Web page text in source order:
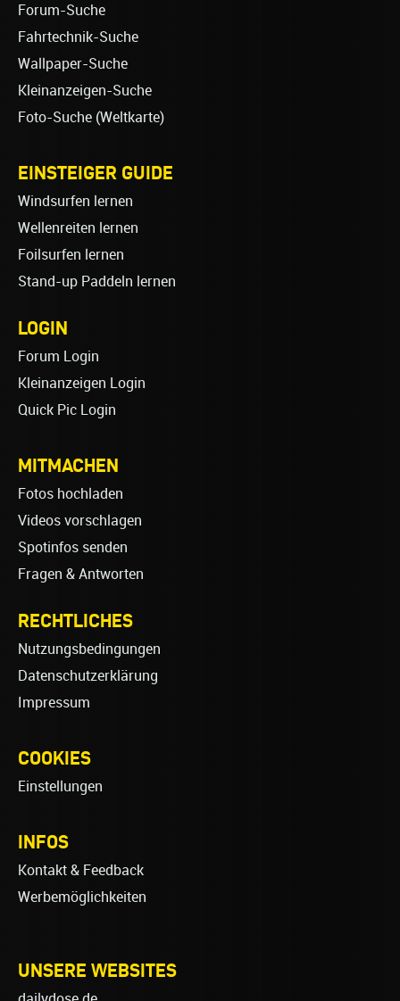
Forum-Suche
Fahrtechnik-Suche
Wallpaper-Suche
Kleinanzeigen-Suche
Foto-Suche (Weltkarte)
EINSTEIGER GUIDE
Windsurfen lernen
Wellenreiten lernen
Foilsurfen lernen
Stand-up Paddeln lernen
LOGIN
Forum Login
Kleinanzeigen Login
Quick Pic Login
MITMACHEN
Fotos hochladen
Videos vorschlagen
Spotinfos senden
Fragen & Antworten
RECHTLICHES
Nutzungsbedingungen
Datenschutzerklärung
Impressum
COOKIES
Einstellungen
INFOS
Kontakt & Feedback
Werbemöglichkeiten
UNSERE WEBSITES